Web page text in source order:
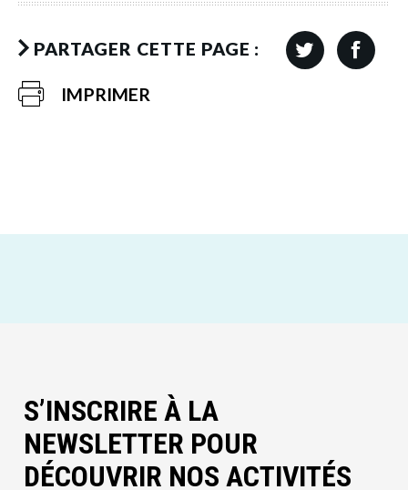
PARTAGER CETTE PAGE :
IMPRIMER
S’INSCRIRE À LA
NEWSLETTER POUR
DÉCOUVRIR NOS ACTIVITÉS